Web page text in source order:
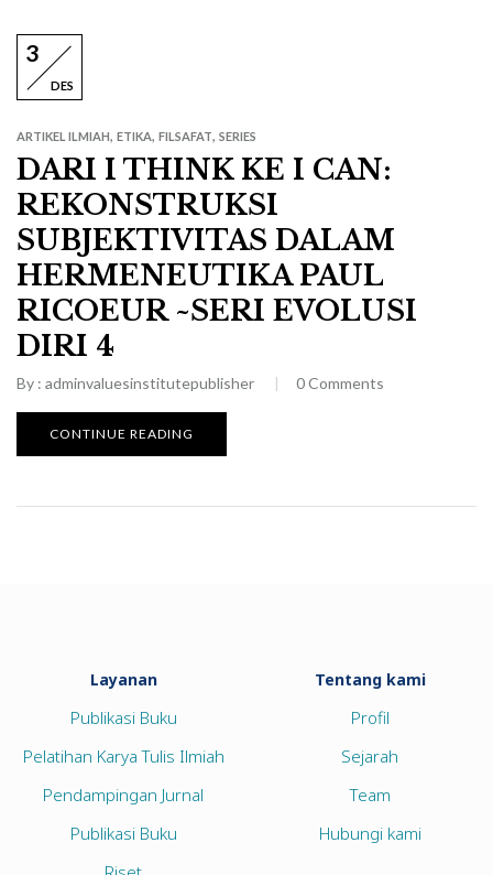
3
DES
ARTIKEL ILMIAH, ETIKA, FILSAFAT, SERIES
DARI I THINK KE I CAN:
REKONSTRUKSI
SUBJEKTIVITAS DALAM
HERMENEUTIKA PAUL
RICOEUR ~SERI EVOLUSI
DIRI 4
By : adminvaluesinstitutepublisher 0Comments
CONTINUE READING
Layanan
Publikasi Buku
Pelatihan Karya Tulis Ilmiah
Pendampingan Jurnal
Publikasi Buku
Tentang kami
Profil
Sejarah
Team
Hubungi kami